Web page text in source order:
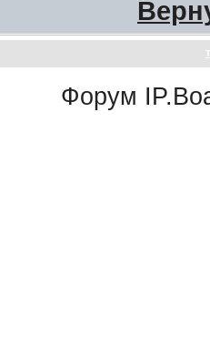
Форум